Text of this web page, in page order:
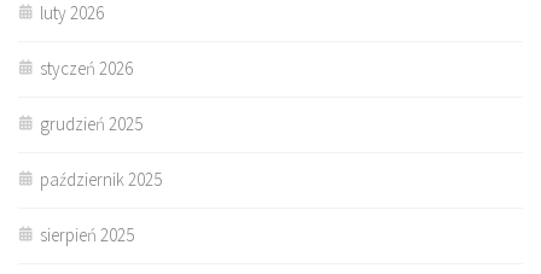
luty 2026
styczeń 2026
grudzień 2025
październik 2025
sierpień 2025